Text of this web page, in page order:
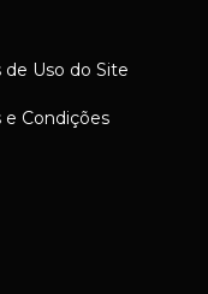
de Uso do Site
e Condições